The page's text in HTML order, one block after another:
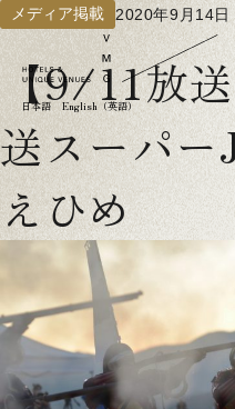
日本語 English（英語）
メディア掲載 2020年9月14日
【9/11放
送スーパー
えひめ